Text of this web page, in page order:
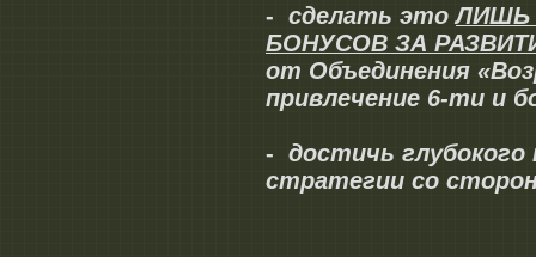
- сделать этоЛИШЬ
БОНУСОВ ЗА
от Объединения
привлечение 6-ти и
- достичь
стратегии со